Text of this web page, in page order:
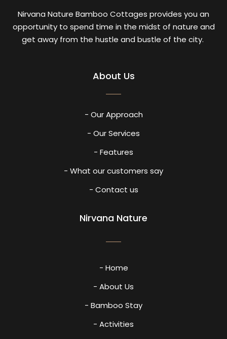
Nirvana Nature Bamboo Cottages provides you an
opportunity to spend time in the midst of nature and
get away from the hustle and bustle of the city.
About Us
- Our Approach
- Our Services
- Features
- What our customers say
- Contact us
Nirvana Nature
- Home
- About Us
- Bamboo Stay
- Activities